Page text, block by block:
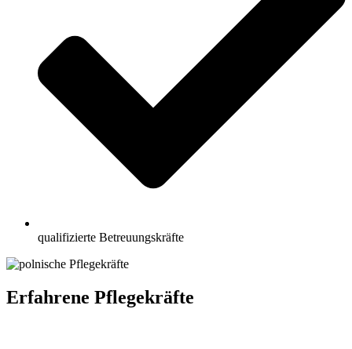
qualifizierte Betreuungskräfte
Erfahrene Pflegekräfte